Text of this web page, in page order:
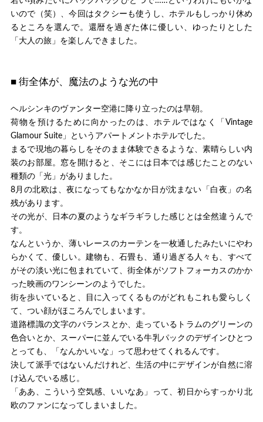
いので（笑）、今回はタクシーも使うし、ホテルもしっかり休め
るところを選んで。還暦を過ぎた体に優しい、ゆったりとした
「大人の旅」を楽しんできました。
■ 街全体が、魔法のような光の中
ヘルシンキのヴァンター空港に降り立ったのは早朝。
荷物を預けるために向かったのは、ホテルではなく「Vintage
Glamour Suite」というアパートメントホテルでした。
まるで現地の暮らしをそのまま体験できるような、素晴らしい内
装のお部屋。窓を開けると、そこには日本では感じたことのない
種類の「光」がありました。
8月の北欧は、夜になってもなかなか日が沈まない「白夜」の名
残があります。
その光が、日本の夏のようなギラギラした感じとは全然違うんで
す。
なんというか、薄いレースのカーテンを一枚通したみたいにやわ
らかくて、優しい。建物も、石畳も、通り過ぎる人々も、すべて
がその淡い光に包まれていて、街全体がソフトフォーカスのかか
った映画のワンシーンのようでした。
街を歩いていると、目に入ってくるものがどれもこれも愛らしく
て、つい顔がほころんでしまいます。
道路標識の文字のバランスとか、走っているトラムのグリーンの
色合いとか、スーパーに並んでいる牛乳パックのデザインひとつ
とっても、「なんかいいな」って思わせてくれるんです。
決して派手ではないんだけれど、生活の中にデザインが自然に溶
け込んでいる感じ。
「ああ、こういう空気感、いいなあ」って、初日からすっかり北
欧のファンになってしまいました。